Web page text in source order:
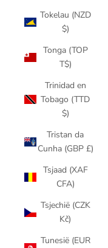
Tokelau (NZD
$)
Tonga (TOP
T$)
Trinidad en
Tobago (TTD
$)
Tristan da
Cunha (GBP £)
Tsjaad (XAF
CFA)
Tsjechië (CZK
Kč)
Tunesië (EUR